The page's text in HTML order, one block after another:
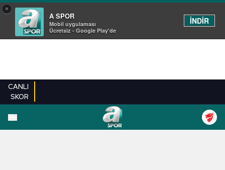
×
A SPOR
Mobil uygulaması
Ücretsiz - Google Play'de
İNDİR
CANLI
SKOR